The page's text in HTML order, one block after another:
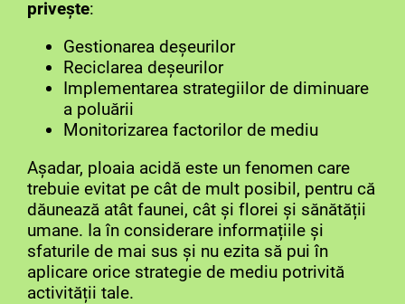
privește:
Gestionarea deșeurilor
Reciclarea deșeurilor
Implementarea strategiilor de diminuare
a poluării
Monitorizarea factorilor de mediu
Așadar, ploaia acidă este un fenomen care
trebuie evitat pe cât de mult posibil, pentru că
dăunează atât faunei, cât și florei și sănătății
umane. Ia în considerare informațiile și
sfaturile de mai sus și nu ezita să pui în
aplicare orice strategie de mediu potrivită
activității tale.